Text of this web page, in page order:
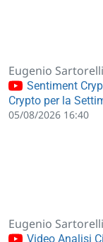
Eugenio Sartorelli
Sentiment
Crypto per la
05/08/2026 16:40
Eugenio Sartorelli
Video Analisi